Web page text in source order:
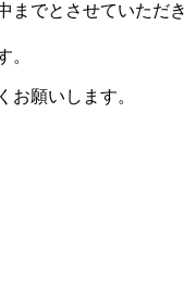
までとさせていただき
。
お願いします。